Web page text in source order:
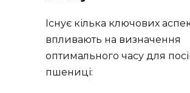
Існує кілька ключових
впливають на визначення
оптимального часу для
пшениці: